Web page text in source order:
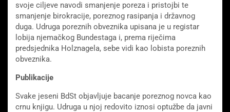
svoje ciljeve navodi smanjenje poreza i pristojbi te
smanjenje birokracije, poreznog rasipanja i državnog
duga. Udruga poreznih obveznika upisana je u registar
lobija njemačkog Bundestaga i, prema riječima
predsjednika Holznagela, sebe vidi kao lobista poreznih
obveznika.
Publikacije
Svake jeseni BdSt objavljuje bacanje poreznog novca kao
crnu knjigu. Udruga u njoj redovito iznosi optužbe da javni